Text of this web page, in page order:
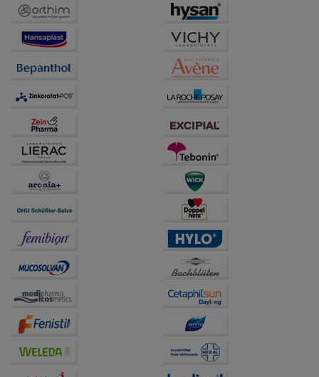
Drittseiten möglichst relevant für Sie zu gestalten.
Bitte beachten Sie, dass Daten hierfür teilweise an
Dritte wie z.B. Google oder soziale Medien
übertragen werden.